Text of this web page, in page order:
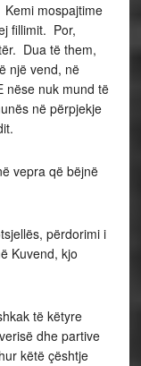
mospajtime
fillimit. Por,
Dua të them,
një vend, në
nëse nuk mund të
në përpjekje
vepra që bëjnë
përdorimi i
Kuvend, kjo
të këtyre
dhe partive
këtë çështje